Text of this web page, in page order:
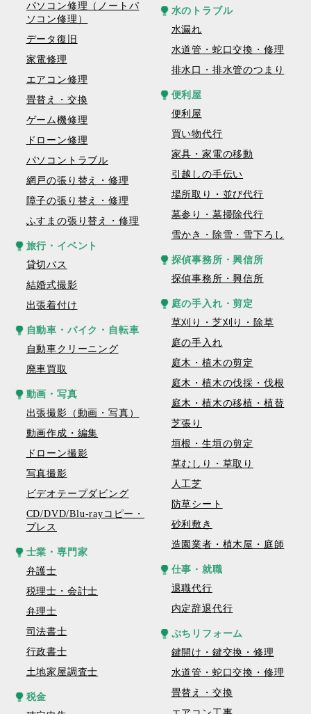
パソコン修理（ノートパ
ソコン修理）
データ復旧
家電修理
エアコン修理
畳替え・交換
ゲーム機修理
ドローン修理
パソコントラブル
網戸の張り替え・修理
障子の張り替え・修理
ふすまの張り替え・修理
旅行・イベント
貸切バス
結婚式撮影
出張着付け
自動車・バイク・自転車
自動車クリーニング
廃車買取
動画・写真
出張撮影（動画・写真）
動画作成・編集
ドローン撮影
写真撮影
ビデオテープダビング
CD/DVD/Blu-rayコピー・
プレス
士業・専門家
弁護士
税理士・会計士
弁理士
司法書士
行政書士
土地家屋調査士
税金
水のトラブル
水漏れ
水道管・蛇口交換・修理
排水口・排水管のつまり
便利屋
便利屋
買い物代行
家具・家電の移動
引越しの手伝い
場所取り・並び代行
墓参り・墓掃除代行
雪かき・除雪・雪下ろし
探偵事務所・興信所
探偵事務所・興信所
庭の手入れ・剪定
草刈り・芝刈り・除草
庭の手入れ
庭木・植木の剪定
庭木・植木の伐採・伐根
庭木・植木の移植・植替
芝張り
垣根・生垣の剪定
草むしり・草取り
人工芝
防草シート
砂利敷き
造園業者・植木屋・庭師
仕事・就職
退職代行
内定辞退代行
ぷちリフォーム
鍵開け・鍵交換・修理
水道管・蛇口交換・修理
畳替え・交換